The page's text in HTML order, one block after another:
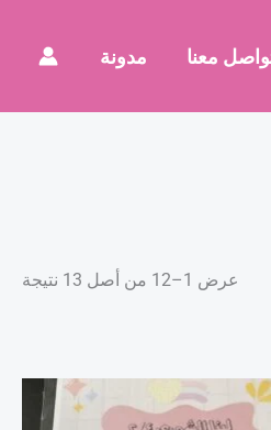
معنا مدونة
عرض 1–12 من أصل 13 نتيجة
15,00 ر.س.
الحالي
هو:
10,00 ر.س.